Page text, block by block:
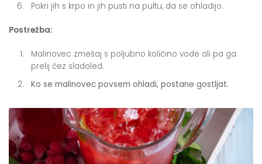
Pokri jih s krpo in jih pusti na pultu, da se ohladijo.
Postrežba:
Malinovec zmešaj s poljubno količino vode ali pa ga
prelij čez sladoled.
Ko se malinovec povsem ohladi, postane gostljat.